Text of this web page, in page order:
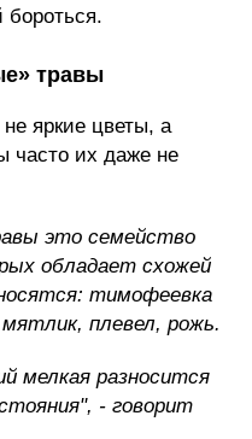
бороться.
травы
яркие цветы, а
часто их даже не
это семейство
обладает схожей
тимофеевка
плевел, рожь.
мелкая разносится
- говорит